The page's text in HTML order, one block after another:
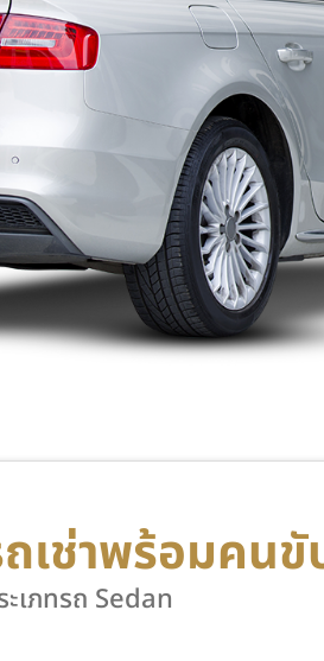
เช่าพร้อมคนขั
ะเภทรถ Sedan